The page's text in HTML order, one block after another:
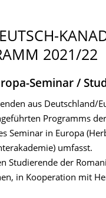
2021/22
Seminar /
aus Deutschland/
Programms
Seminar in Europa
umfasst.
Studierende der
in Kooperation mit